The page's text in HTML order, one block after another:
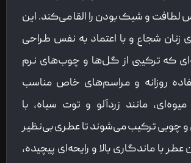
لطافت و شیک بودن را القا می‌کند. این
زنان شجاع و با اعتماد به نفس طراحی
که ترکیبی از گل‌ها و چوب‌های نرم
روزانه و مراسم‌های خاص مناسب
مانند زردآلو و توت سیاه، با
و چوبی ترکیب می‌شوند تا عطری بی‌نظیر
عطر با ماندگاری بالا و رایحه‌ای پیچیده،